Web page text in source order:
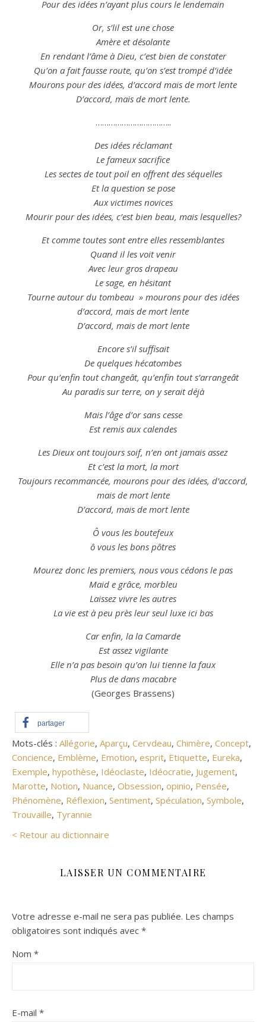
Pour des idées n’ayant plus cours le lendemain
Or, s’lil est une chose
Amère et désolante
En rendant l’âmeà Dieu, c’estbien de constater
Qu’on a fait fausse route, qu’on s’est trompé d’idée
Mourons pour des idées, d’accord mais de mort lente
D’accord, mais de mort lente.
……………………………..
Des idées réclamant
Le fameux sacrifice
Les sectes de tout poil en offrent des séquelles
Et la question se pose
Aux victimes novices
Mourir pour des idées, c’estbien beau, mais lesquelles?
Et comme toutes sont entre elles ressemblantes
Quand il les voit venir
Avec leur gros drapeau
Le sage, en hésitant
Tourne autour du tombeau » mourons pour des idées
d’accord, mais de mort lente
D’accord, mais de mort lente
Encore s’il suffisait
De quelques hécatombes
Pour qu’enfin tout changeât, qu’enfin tout s’arrangeât
Au paradis sur terre, on y serait déjà
Mais l’âge d’or sans cesse
Est remis aux calendes
Les Dieux ont toujours soif, n’en ont jamais assez
Et c’est la mort, la mort
Toujours recommancée, mourons pour des idées, d’accord,
mais de mort lente
D’accord, mais de mort lente
Ô vous les boutefeux
ô vous les bons pôtres
Mourez donc les premiers, nous vous cédons le pas
Maid e grâce, morbleu
Laissez vivre les autres
La vie est à peu près leur seul luxeici bas
Car enfin, la la Camarde
Est assez vigilante
Elle n’a pas besoin qu’on lui tienne la faux
Plus de dans macabre
(Georges Brassens)
partager
Mots-clés : Allégorie, Aparçu, Cervdeau, Chimère, Concept,
Concience, Emblème, Emotion, esprit, Etiquette, Eureka,
Exemple, hypothèse, Idéoclaste, Idéocratie, Jugement,
Marotte, Notion, Nuance, Obsession, opinio, Pensée,
Phénomène, Réflexion, Sentiment, Spéculation, Symbole,
Trouvaille, Tyrannie
< Retour au dictionnaire
LAISSER UN COMMENTAIRE
Votre adresse e-mail ne sera pas publiée. Les champs
obligatoires sont indiqués avec *
Nom *
E-mail *